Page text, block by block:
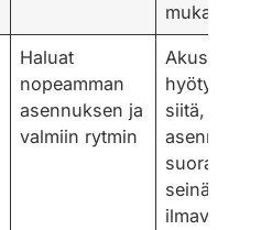
mukaan
Haluat
nopeamman
asennuksen ja
valmiin rytmin
Akustinen
hyöty
siitä,
suoraan
seinään vai
ilmavälillä ja